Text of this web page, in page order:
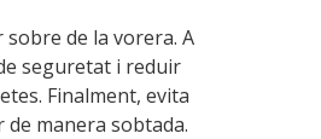
de la vorera. A
seguretat i reduir
Finalment, evita
manera sobtada.